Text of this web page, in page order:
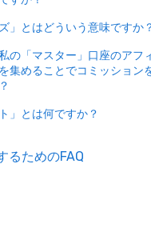
」とはどういう意味ですか
の「マスター」口座のアフ
集めることでコミッション
」とは何ですか？
るためのFAQ